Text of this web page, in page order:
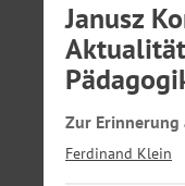
Janusz
Zur Erinnerung
Ferdinand Klein